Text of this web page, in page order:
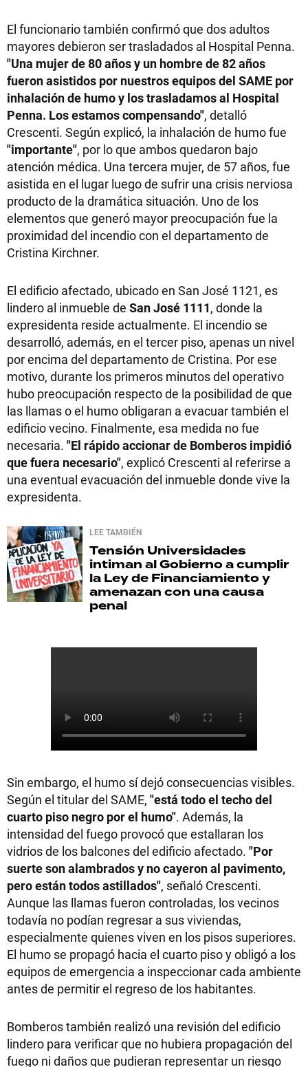
El funcionario también confirmó que dos adultos
mayores debieron ser trasladados al Hospital Penna.
"Una mujer de 80 años y un hombre de 82 años
fueron asistidos por nuestros equipos del SAME por
inhalación de humo y los trasladamos al Hospital
Penna. Los estamos compensando", detalló
Crescenti. Según explicó, la inhalación de humo fue
"importante", por lo que ambos quedaron bajo
atención médica. Una tercera mujer, de 57 años, fue
asistida en el lugar luego de sufrir una crisis nerviosa
producto de la dramática situación. Uno de los
elementos que generó mayor preocupación fue la
proximidad del incendio con el departamento de
Cristina Kirchner.
El edificio afectado, ubicado en San José 1121, es
lindero al inmueble de San José 1111, donde la
expresidenta reside actualmente. El incendio se
desarrolló, además, en el tercer piso, apenas un nivel
por encima del departamento de Cristina. Por ese
motivo, durante los primeros minutos del operativo
hubo preocupación respecto de la posibilidad de que
las llamas o el humo obligaran a evacuar también el
edificio vecino. Finalmente, esa medida no fue
necesaria. "El rápido accionar de Bomberos impidió
que fuera necesario", explicó Crescenti al referirse a
una eventual evacuación del inmueble donde vive la
expresidenta.
LEE TAMBIÉN
Tensión Universidades
intiman al Gobierno a cumplir
la Ley de Financiamiento y
amenazan con una causa
penal
Sin embargo, el humo sí dejó consecuencias visibles.
Según el titular del SAME, "está todo el techo del
cuarto piso negro por el humo". Además, la
intensidad del fuego provocó que estallaran los
vidrios de los balcones del edificio afectado. "Por
suerte son alambrados y no cayeron al pavimento,
pero están todos astillados", señaló Crescenti.
Aunque las llamas fueron controladas, los vecinos
todavía no podían regresar a sus viviendas,
especialmente quienes viven en los pisos superiores.
El humo se propagó hacia el cuarto piso y obligó a los
equipos de emergencia a inspeccionar cada ambiente
antes de permitir el regreso de los habitantes.
Bomberos también realizó una revisión del edificio
lindero para verificar que no hubiera propagación del
fuego ni daños que pudieran representar un riesgo